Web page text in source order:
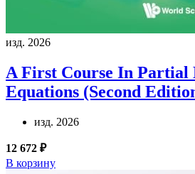
изд. 2026
A First Course In Partial
Equations (Second
изд. 2026
12 672 ₽
В корзину